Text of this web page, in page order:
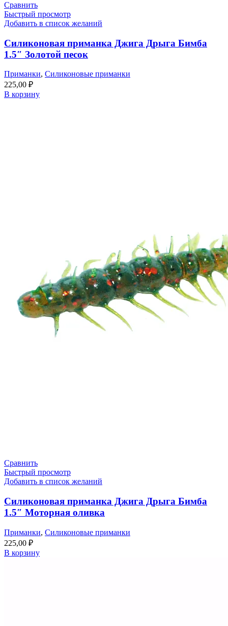
Сравнить
Быстрый просмотр
Добавить в список желаний
Силиконовая приманка Джига Дрыга Бимба
1.5″ Золотой песок
Приманки, Силиконовые приманки
225,00 ₽
В корзину
Сравнить
Быстрый просмотр
Добавить в список желаний
Силиконовая приманка Джига Дрыга Бимба
1.5″ Моторная оливка
Приманки, Силиконовые приманки
225,00 ₽
В корзину